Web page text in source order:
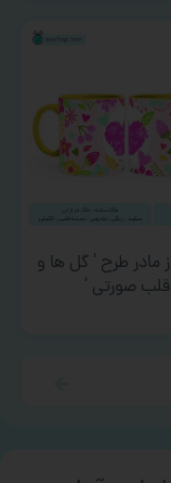
مادر طرح ‘ گل ها و
قلب صورتی ‘